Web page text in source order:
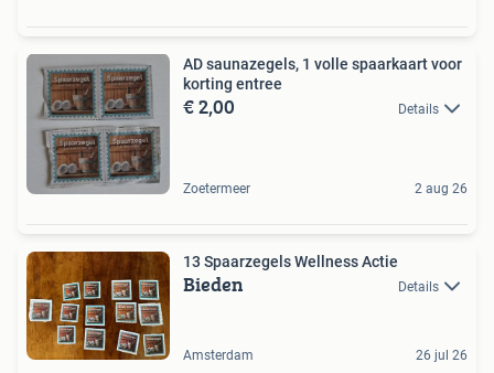
AD saunazegels, 1 volle spaarkaart voor
korting entree
€ 2,00 Details
Zoetermeer 2 aug 26
13 Spaarzegels Wellness Actie
Bieden Details
Amsterdam 26 jul 26